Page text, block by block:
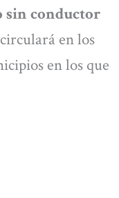
sin conductor
en los
en los que